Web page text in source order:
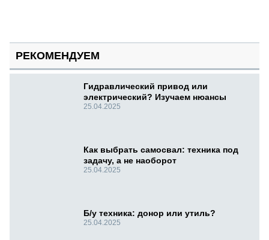
РЕКОМЕНДУЕМ
Гидравлический привод или
электрический? Изучаем нюансы
25.04.2025
Как выбрать самосвал: техника под
задачу, а не наоборот
25.04.2025
Б/у техника: донор или утиль?
25.04.2025